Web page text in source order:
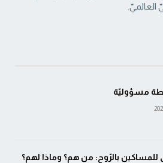
العالميّ.‏
مسؤوليّة
للمساكين بالرّوح: من هم؟ وماذا لهم؟